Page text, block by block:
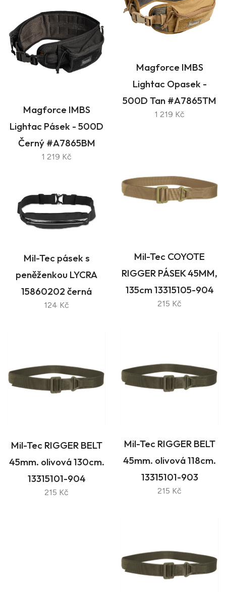
Magforce IMBS
Lightac Opasek -
500D Tan #A7865TM
1 219 Kč
Magforce IMBS
Lightac Pásek - 500D
Černý #A7865BM
1 219 Kč
Mil-Tec COYOTE
RIGGER PÁSEK 45MM,
135cm 13315105-904
215 Kč
Mil-Tec pásek s
peněženkou LYCRA
15860202 černá
124 Kč
Mil-Tec RIGGER BELT
45mm. olivová 118cm.
13315101-903
215 Kč
Mil-Tec RIGGER BELT
45mm. olivová 130cm.
13315101-904
215 Kč